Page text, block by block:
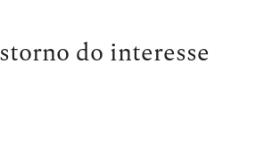
do interesse